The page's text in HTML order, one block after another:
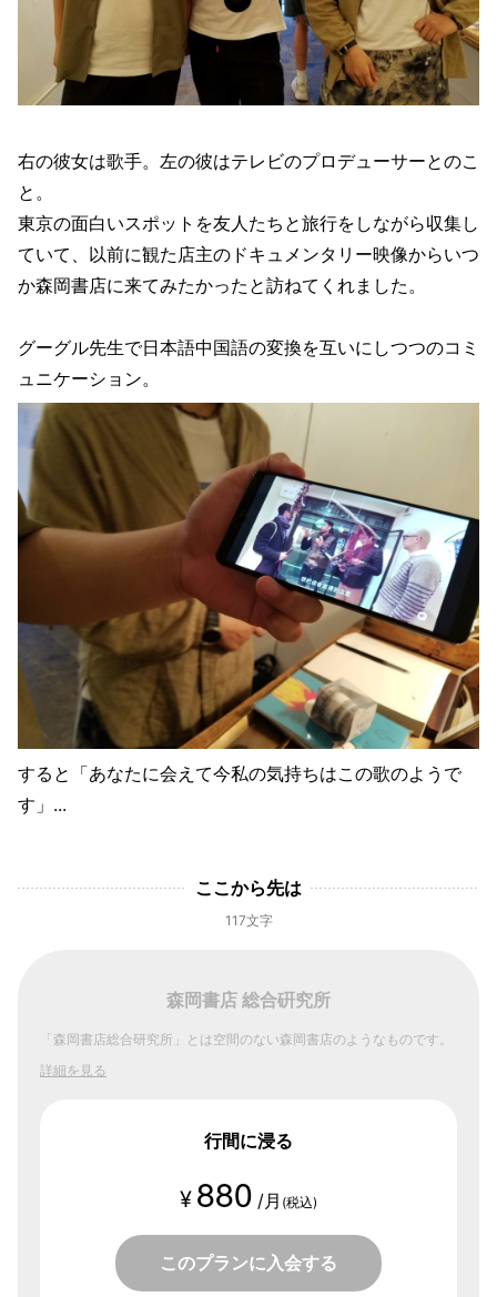
右の彼女は歌手。左の彼はテレビのプロデューサーとのこ
と。
東京の面白いスポットを友人たちと旅行をしながら収集し
ていて、以前に観た店主のドキュメンタリー映像からいつ
か森岡書店に来てみたかったと訪ねてくれました。
グーグル先生で日本語中国語の変換を互いにしつつのコミ
ュニケーション。
すると「あなたに会えて今私の気持ちはこの歌のようで
す」...
ここから先は
117文字
森岡書店 総合硏究所
「森岡書店総合研究所」とは空間のない森岡書店のようなものです。
詳細を見る
行間に浸る
¥ 880 /月 (税込)
このプランに入会する